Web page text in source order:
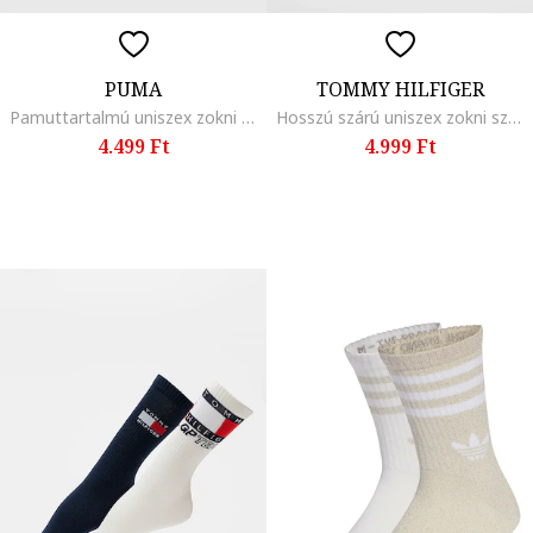
PUMA
Pamuttartalmú uniszex zokni szett - 3 pár, Fehér
4.499 Ft
TOMMY HILFIGER
Hosszú szárú uniszex zokni szett - 2 pár, Fehér/Limezöld/Írzöld/Tengerészkék
4.999 Ft